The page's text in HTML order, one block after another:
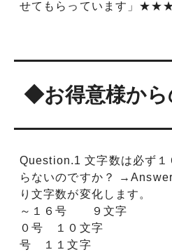
#14
せてもらっています」
◆お得意様から
Question.1 文字数は必ず１
らないのですか？
り文字数が変化
～１６号 ９文
０号 １０文字
号 １１文字 ２